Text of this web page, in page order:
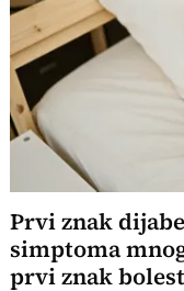
Prvi znak
simptoma
prvi znak